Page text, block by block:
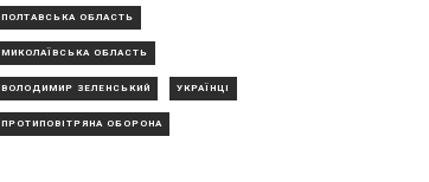
ПОЛТАВСЬКА ОБЛАСТЬ
МИКОЛАЇВСЬКА ОБЛАСТЬ
ВОЛОДИМИР ЗЕЛЕНСЬКИЙ УКРАЇНЦІ
ПРОТИПОВІТРЯНА ОБОРОНА